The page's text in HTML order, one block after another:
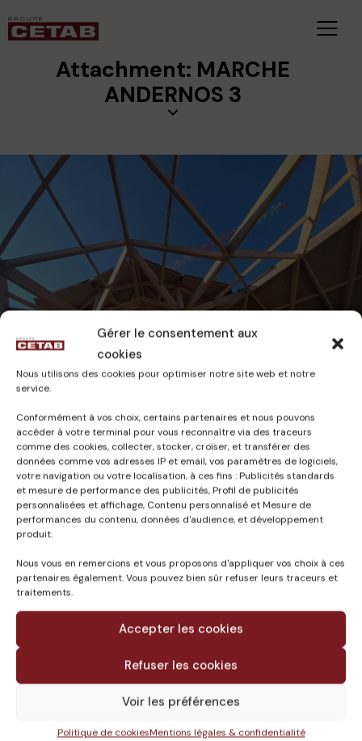
Gérer le consentement aux
cookies
Nous utilisons des cookies pour optimiser notre site web et notre
service.
Conformément à vos choix, certains partenaires et nous pouvons
accéder à votre terminal pour vous reconnaître via des traceurs
comme des cookies, collecter, stocker, croiser, et transférer des
données comme vos adresses IP et email, vos paramètres de logiciels,
votre navigation ou votre localisation, à ces fins : Publicités standards
et mesure de performance des publicités, Profil de publicités
personnalisées et affichage, Contenu personnalisé et Mesure de
performances du contenu, données d'audience, et développement
produit.
Nous vous en remercions et vous proposons d'appliquer vos choix à ces
partenaires également. Vous pouvez bien sûr refuser leurs traceurs et
traitements.
Accepter les cookies
Refuser les cookies
Voir les préférences
Politique de cookiesMentions légales & confidentialité
Attachment: MARCHE
ANDERNOS 3
CAMILLE
Published in
MARCHE COUVERT
ANDERNOS-LES-BAINS
(33)